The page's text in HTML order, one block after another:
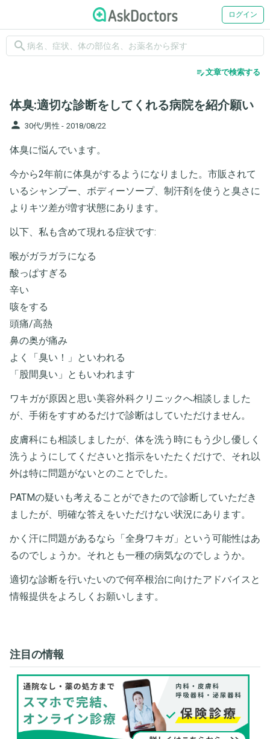
ログイン
search
edit_note文章で検索する
体臭:適切な診断をしてくれる病院を紹介願い
person 30代/男性 - 2018/08/22
体臭に悩んでいます。
今から2年前に体臭がするようになりました。市販されて
いるシャンプー、ボディーソープ、制汗剤を使うと臭さに
よりキツ差が増す状態にあります。
以下、私も含めて現れる症状です:
喉がガラガラになる
酸っぱすぎる
辛い
咳をする
頭痛/高熱
鼻の奥が痛み
よく「臭い！」といわれる
「股間臭い」ともいわれます
ワキガが原因と思い美容外科クリニックへ相談しました
が、手術をすすめるだけで診断はしていただけません。
皮膚科にも相談しましたが、体を洗う時にもう少し優しく
洗うようにしてくださいと指示をいたたくだけで、それ以
外は特に問題がないとのことでした。
PATMの疑いも考えることができたので診断していただき
ましたが、明確な答えをいただけない状況にあります。
かく汗に問題があるなら「全身ワキガ」という可能性はあ
るのでしょうか。それとも一種の病気なのでしょうか。
適切な診断を行いたいので何卒根治に向けたアドバイスと
情報提供をよろしくお願いします。
注目の情報